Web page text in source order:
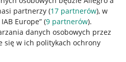
partnerzy (17 partnerów), w
Europe” (9 partnerów).
danych osobowych przez
się w ich politykach ochrony